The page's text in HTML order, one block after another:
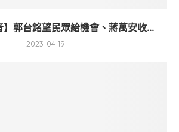
郭台銘望民眾給機會、蔣萬安收...
2023-04-19